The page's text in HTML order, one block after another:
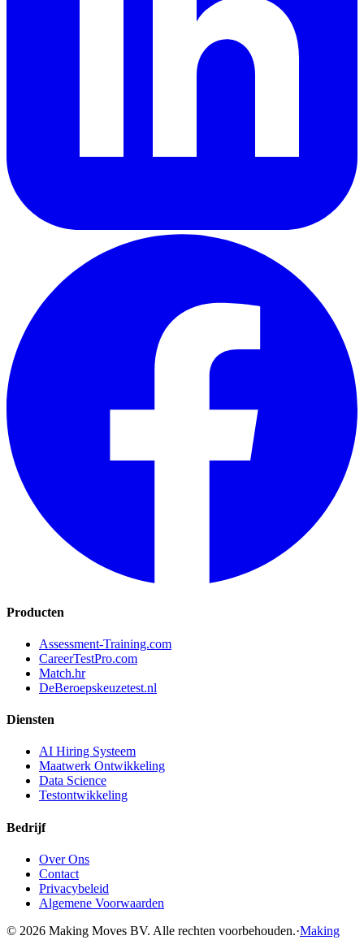
Producten
Assessment-Training.com
CareerTestPro.com
Match.hr
DeBeroepskeuzetest.nl
Diensten
AI Hiring Systeem
Maatwerk Ontwikkeling
Data Science
Testontwikkeling
Bedrijf
Over Ons
Contact
Privacybeleid
Algemene Voorwaarden
© 2026 Making Moves BV. Alle rechten voorbehouden.·Making